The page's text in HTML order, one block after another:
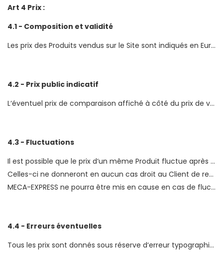
Art 4 Prix :
4.1 - Composition et validité
Les prix des Produits vendus sur le Site sont indiqués en Euros Toutes Taxes Comprises hors participation aux frais d‘expédition, de garantie, de services annexes et sont valables tant qu‘ils sont présents sur la fiche descriptive du produit. Si le prix d‘un même produit est erroné sur un autre emplacement du site (par exemple sur la page d‘accueil) ou sur la newsletter, c‘est le prix indiqué sur la fiche descriptive qui fait foi.
4.2 - Prix public indicatif
L‘éventuel prix de comparaison affiché à côté du prix de vente est établi en utilisant ( i ) soit le prix catalogue estimé fourni par le vendeur, ( ii ) soit le prix constaté par les services de MECA-EXPRESS dans un ou plusieurs points de vente, (iii) soit une estimation du prix fournie à MECA-EXPRESS par un expert du secteur concerné.
4.3 - Fluctuations
Il est possible que le prix d‘un même Produit fluctue après sa mise en ligne sur le Site. Cette fluctuation peut être ponctuelle car réalisée dans le cadre d‘une opération de promotion dont la durée est limitée dans le temps ou plus longue. MECA-EXPRESS ne saurait être tenu pour responsable des fluctuations du prix public indicatif.
Celles-ci ne donneront en aucun cas droit au Client de retourner son Produit en dehors des conditions et délais de retours prévus à l‘Article 10 ci-dessous.
MECA-EXPRESS ne pourra être mis en cause en cas de fluctuations du prix de vente et les éventuels écarts de prix ne seront en aucun cas remboursés.
4.4 - Erreurs éventuelles
Tous les prix sont donnés sous réserve d‘erreur typographique manifeste. Si une erreur devait survenir MECA-EXPRESS contactera le Client pour l‘avertir de l‘erreur effectuée par ses services et lui rappellera que la Commande sera facturée aux conditions corrigées. Cependant, en cas de refus des conditions corrigées, le Client sera libre d‘annuler la Commande corrigée sans pénalité.